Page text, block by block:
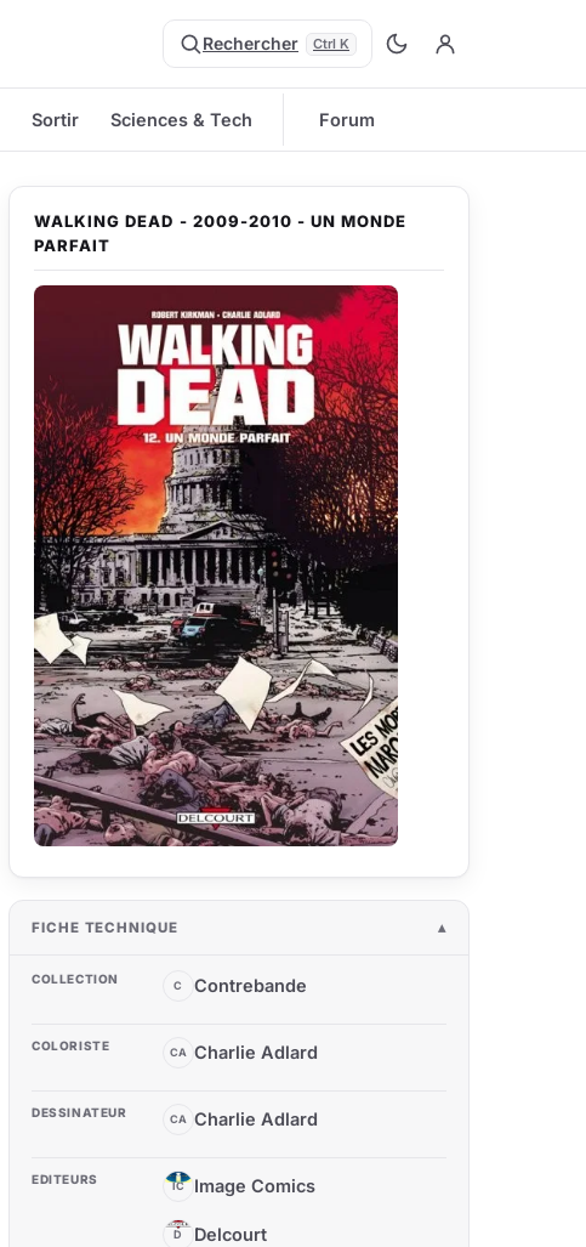
Rechercher Ctrl K
Sortir Sciences & Tech Forum
WALKING DEAD - 2009-2010 - UN MONDE
PARFAIT
FICHE TECHNIQUE
COLLECTION C Contrebande
COLORISTE CA Charlie Adlard
DESSINATEUR CA Charlie Adlard
EDITEURS IC Image Comics
D Delcourt